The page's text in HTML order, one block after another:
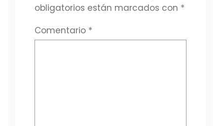
obligatorios están marcados con *
Comentario *